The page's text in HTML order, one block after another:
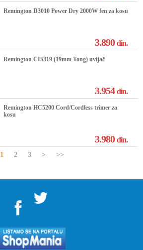
Remington D3010 Power Dry 2000W fen za kosu
3.890din.
Remington CI5319 (19mm Tong) uvijač
3.954din.
Remington HC5200 Cord/Cordless trimer za
kosu
3.980din.
1 2 3 > >>
">